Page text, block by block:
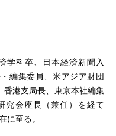
学科卒、日本経済新聞入
編集委員、米アジア財団
香港支局長、東京本社編集
究会座長（兼任）を経て
に至る。